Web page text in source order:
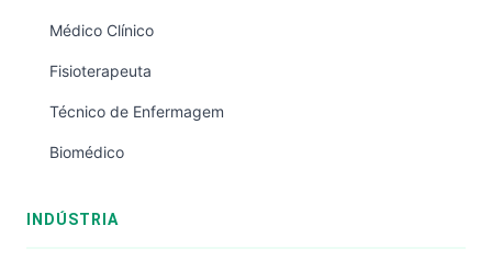
Médico Clínico
Fisioterapeuta
Técnico de Enfermagem
Biomédico
INDÚSTRIA